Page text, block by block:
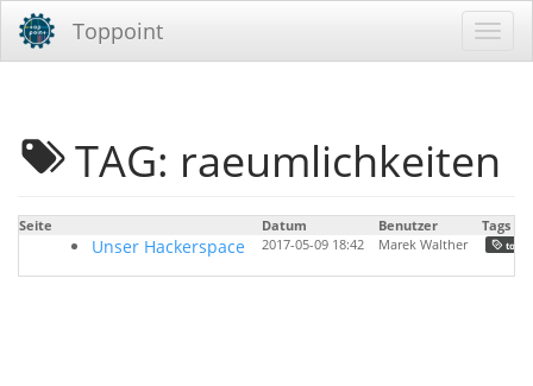
Toppoint
TAG: raeumlichkeiten
Seite Datum Benutzer Tags
Unser Hackerspace 2017-05-09 18:42 Marek Walther